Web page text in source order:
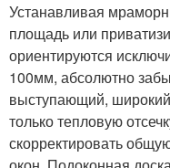
Устанавливая
площадь или
ориентируются
100мм, абсолютно
выступающий,
только тепловую
скорректировать